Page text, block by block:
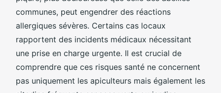
communes, peut engendrer des réactions
allergiques sévères. Certains cas locaux
rapportent des incidents médicaux nécessitant
une prise en charge urgente. Il est crucial de
comprendre que ces risques santé ne concernent
pas uniquement les apiculteurs mais également les